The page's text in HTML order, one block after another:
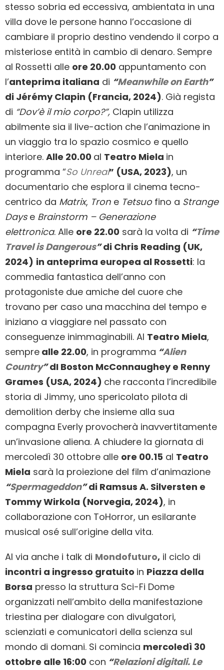
stesso sobria ed eccessiva, ambientata in una
villa dove le persone hanno l’occasione di
cambiare il proprio destino vendendo il corpo a
misteriose entità in cambio di denaro. Sempre
al Rossetti alle ore 20.00 appuntamento con
l’anteprima italiana di “Meanwhile on Earth”
di Jérémy Clapin (Francia, 2024). Già regista
di “Dov’è il mio corpo?”, Clapin utilizza
abilmente sia il live-action che l’animazione in
un viaggio tra lo spazio cosmico e quello
interiore. Alle 20.00 al Teatro Miela in
programma “So Unreal” (USA, 2023), un
documentario che esplora il cinema tecno-
centrico da Matrix, Tron e Tetsuofino a Strange
Dayse Brainstorm – Generazione
elettronica. Alle ore 22.00 sarà la volta di “Time
Travel is Dangerous”di Chris Reading (UK,
2024) in anteprima europea al Rossetti: la
commedia fantastica dell’anno con
protagoniste due amiche del cuore che
trovano per caso una macchina del tempo e
iniziano a viaggiare nel passato con
conseguenze inimmaginabili. Al Teatro Miela,
sempre alle 22.00, in programma “Alien
Country”dI Boston McConnaughey e Renny
Grames (USA, 2024) che racconta l’incredibile
storia di Jimmy, uno spericolato pilota di
demolition derby che insieme alla sua
compagna Everly provocherà inavvertitamente
un’invasione aliena. A chiudere la giornata di
mercoledì 30 ottobre alle ore 00.15 al Teatro
Miela sarà la proiezione del film d’animazione
“Spermageddon”di Ramsus A. Silversten e
Tommy Wirkola (Norvegia, 2024), in
collaborazione con ToHorror, un esilarante
musical osé sull’origine della vita.
Al via anche i talk di Mondofuturo, il ciclo di
incontri a ingresso gratuito in Piazza della
Borsa presso la struttura Sci-Fi Dome
organizzati nell’ambito della manifestazione
triestina per dialogare con divulgatori,
scienziati e comunicatori della scienza sul
mondo di domani. Si comincia mercoledì 30
ottobre alle 16:00 con “Relazioni digitali. Le